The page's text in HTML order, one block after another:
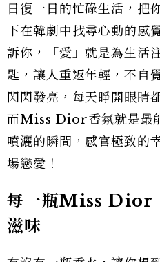
日復一日的忙碌生活，把
下在韓劇中找尋心動的
訴你，「愛」就是為生活
匙，讓人重返年輕，不自
閃閃發亮，每天睜開眼睛
而Miss Dior香氛就是最
噴灑的瞬間，感官極致的
場戀愛！
每一瓶Miss Dior
滋味